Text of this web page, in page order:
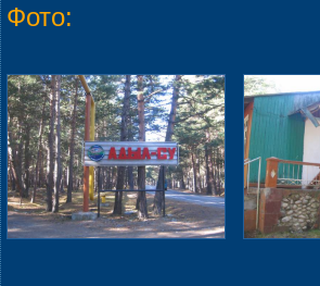
Фото: